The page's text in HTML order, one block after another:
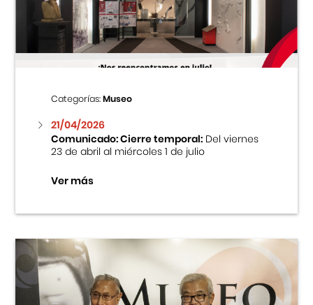
Centro Cultural Peruano Japonés
Museo de la Inmigración Japonesa
Fondo Editorial
Teatro Peruano Japonés
Categorías:Museo
21/04/2026
Comunicado: Cierre temporal:Del viernes
23 de abril al miércoles 1 de julio
Ver más